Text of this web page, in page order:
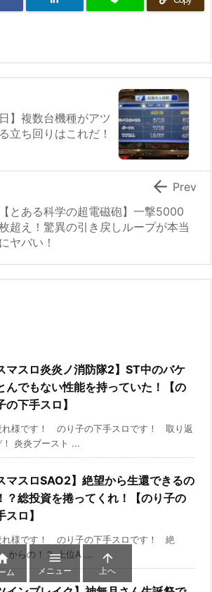
】複数台機種がアツ
立ち回りはこれだ！
【とある科学の超電磁砲】一撃5000
超え！驚異の引き戻しループが本当
にヤバい！
 Prev
マスロ炎炎ノ消防隊2】ST中のバケ
んでもない性能を持っていた！【の
の下手スロ】
れ様です！ のり子の下手スロです！ 取り返
！ 炎炎ブースト ...
マスロSAO2】絶望から生還できるの
？総投資を捲ってくれ！【のり子の
スロ】
れ様です！ のり子の下手スロです！ 絶
からの！？ 上位A ...
ム

メニュー

上へ